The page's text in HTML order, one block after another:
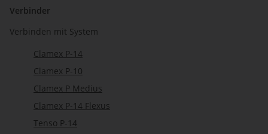
Verbinder
Verbinden mit System
Clamex P-14
Clamex P-10
Clamex P Medius
Clamex P-14 Flexus
Tenso P-14